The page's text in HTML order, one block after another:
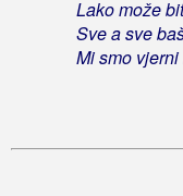
Lako može
Sve a sve
Mi smo